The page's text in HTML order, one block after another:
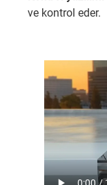
ve kontrol eder.